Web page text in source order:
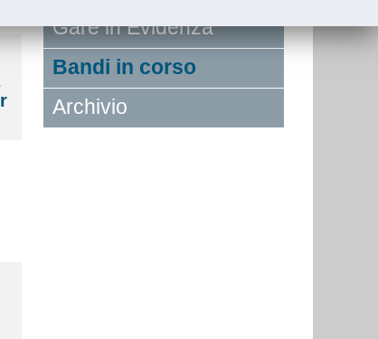
Gare in Evidenza
Bandi in corso
Archivio